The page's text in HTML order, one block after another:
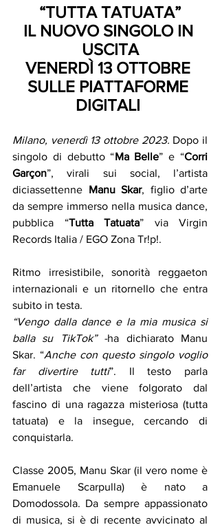
“TUTTA TATUATA”
IL NUOVO SINGOLO IN
USCITA
VENERDÌ 13 OTTOBRE
SULLE PIATTAFORME
DIGITALI
Milano, venerdì 13 ottobre 2023. Dopo il
singolo di debutto “Ma Belle” e “Corri
Garçon”, virali sui social, l’artista
diciassettenne Manu Skar, figlio d’arte
da sempre immerso nella musica dance,
pubblica “Tutta Tatuata” via Virgin
Records Italia / EGO Zona Tr!p!.
Ritmo irresistibile, sonorità reggaeton
internazionali e un ritornello che entra
subito in testa.
“Vengo dalla dance e la mia musica si
balla su TikTok” -ha dichiarato Manu
Skar. “Anche con questo singolo voglio
far divertire tutti”. Il testo parla
dell’artista che viene folgorato dal
fascino di una ragazza misteriosa (tutta
tatuata) e la insegue, cercando di
conquistarla.
Classe 2005, Manu Skar (il vero nome è
Emanuele Scarpulla) è nato a
Domodossola. Da sempre appassionato
di musica, si è di recente avvicinato al